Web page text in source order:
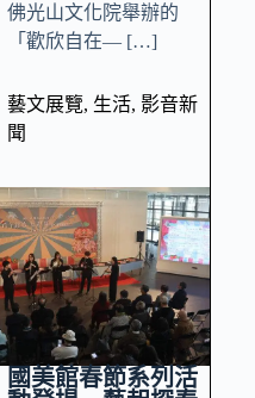
佛光山文化院舉辦的
「歡欣自在— […]
藝文展覽, 生活, 影音新
聞
國美館春節系列活